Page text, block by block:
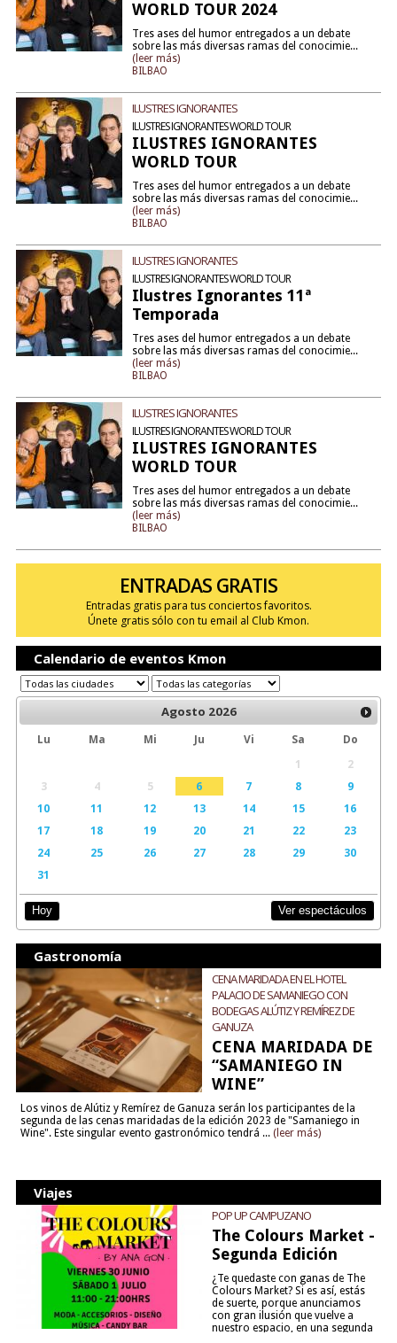
WORLD TOUR 2024
Tres ases del humor entregados a un debate
sobre las más diversas ramas del conocimie...
(leer más)
BILBAO
ILUSTRES IGNORANTES
ILUSTRES IGNORANTES WORLD TOUR
ILUSTRES IGNORANTES
WORLD TOUR
Tres ases del humor entregados a un debate
sobre las más diversas ramas del conocimie...
(leer más)
BILBAO
ILUSTRES IGNORANTES
ILUSTRES IGNORANTES WORLD TOUR
Ilustres Ignorantes 11ª
Temporada
Tres ases del humor entregados a un debate
sobre las más diversas ramas del conocimie...
(leer más)
BILBAO
ILUSTRES IGNORANTES
ILUSTRES IGNORANTES WORLD TOUR
ILUSTRES IGNORANTES
WORLD TOUR
Tres ases del humor entregados a un debate
sobre las más diversas ramas del conocimie...
(leer más)
BILBAO
ENTRADAS GRATIS
Entradas gratis para tus conciertos favoritos.
Únete gratis sólo con tu email al Club Kmon.
Calendario de eventos Kmon
Agosto 2026
Lu Ma Mi Ju Vi Sa
Do
1
2
3
4 5 6 7 8
9
10
11 12 13 14 15
16
17
18 19 20 21 22
23
24
25 26 27 28 29
30
31
Hoy Ver espectáculos
Gastronomía
CENA MARIDADA EN EL HOTEL
PALACIO DE SAMANIEGO CON
BODEGAS ALÚTIZ Y REMÍREZ DE
GANUZA
CENA MARIDADA DE
“SAMANIEGO IN
WINE”
Los vinos de Alútiz y Remírez de Ganuza serán los participantes de la
segunda de las cenas maridadas de la edición 2023 de "Samaniego in
Wine". Este singular evento gastronómico tendrá ... (leer más)
Viajes
POP UP CAMPUZANO
The Colours Market -
Segunda Edición
¿Te quedaste con ganas de The
Colours Market? Si es así, estás
de suerte, porque anunciamos
con gran ilusión que vuelve a
nuestro espacio, en una segunda